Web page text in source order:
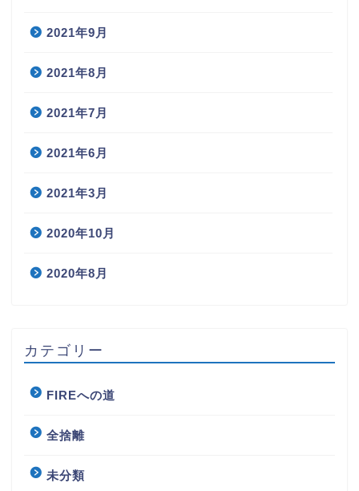
2021年9月
2021年8月
2021年7月
2021年6月
2021年3月
2020年10月
2020年8月
カテゴリー
FIREへの道
全捨離
未分類